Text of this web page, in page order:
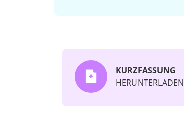
KURZFASSUNG
HERUNTERLADEN